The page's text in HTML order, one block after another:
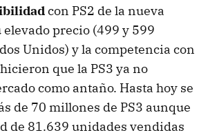
con PS2 de la nueva
elevado precio (499 y 599
Unidos) y la competencia con
que la PS3 ya no
como antaño. Hasta hoy se
de 70 millones de PS3 aunque
de 81.639 unidades vendidas